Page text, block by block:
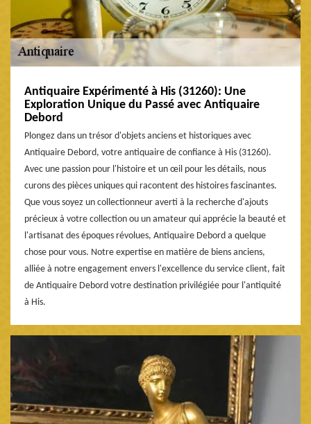
Antiquaire Expérimenté à His (31260): Une
Exploration Unique du Passé avec Antiquaire
Debord
Plongez dans un trésor d'objets anciens et historiques avec
Antiquaire Debord, votre antiquaire de confiance à His (31260).
Avec une passion pour l'histoire et un œil pour les détails, nous
curons des pièces uniques qui racontent des histoires fascinantes.
Que vous soyez un collectionneur averti à la recherche d'ajouts
précieux à votre collection ou un amateur qui apprécie la beauté et
l'artisanat des époques révolues, Antiquaire Debord a quelque
chose pour vous. Notre expertise en matière de biens anciens,
alliée à notre engagement envers l'excellence du service client, fait
de Antiquaire Debord votre destination privilégiée pour l'antiquité
à His.